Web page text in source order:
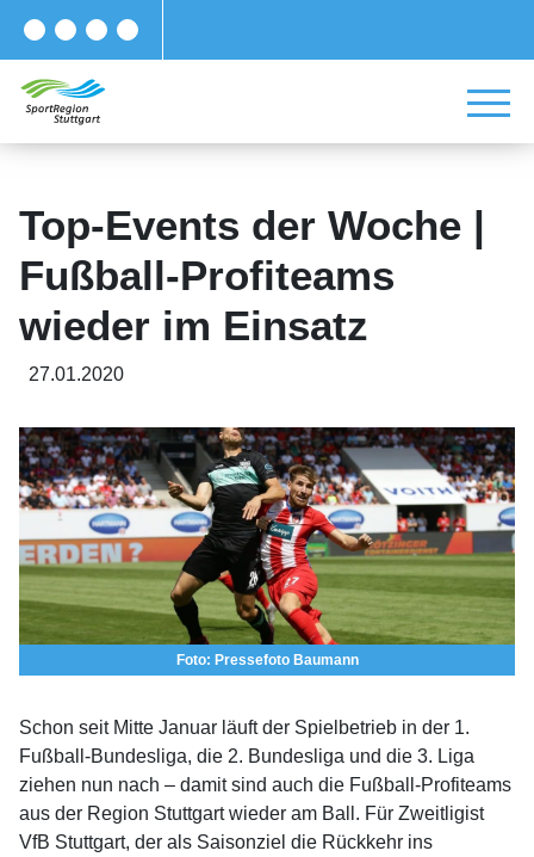
Top-Events der Woche |
Fußball-Profiteams
wieder im Einsatz
27.01.2020
Foto: Pressefoto Baumann
Schon seit Mitte Januar läuft der Spielbetrieb in der 1.
Fußball-Bundesliga, die 2. Bundesliga und die 3. Liga
ziehen nun nach – damit sind auch die Fußball-Profiteams
aus der Region Stuttgart wieder am Ball. Für Zweitligist
VfB Stuttgart, der als Saisonziel die Rückkehr ins